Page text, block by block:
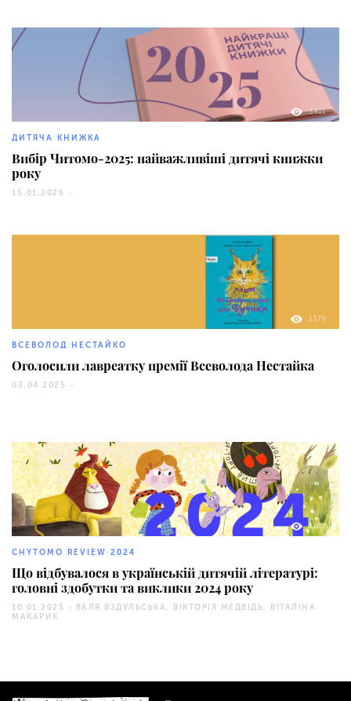
3411
ДИТЯЧА КНИЖКА
Вибір Читомо-2025: найважливіші дитячі книжки
року
15.01.2026 -
1379
ВСЕВОЛОД НЕСТАЙКО
Оголосили лавреатку премії Всеволода Нестайка
03.04.2025 -
1182
CHYTOMO REVIEW 2024
Що відбувалося в українській дитячій літературі:
головні здобутки та виклики 2024 року
10.01.2025 -
ВАЛЯ ВЗДУЛЬСЬКА, ВІКТОРІЯ МЕДВІДЬ, ВІТАЛІНА
МАКАРИК